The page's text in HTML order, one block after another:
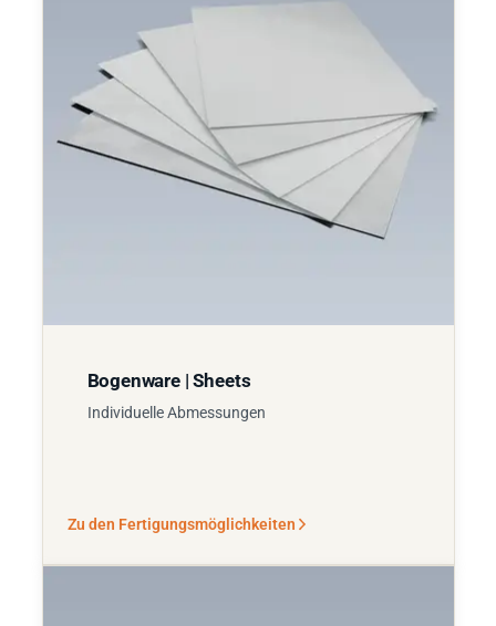
Bogenware | Sheets
Individuelle Abmessungen
Zu den Fertigungsmöglichkeiten